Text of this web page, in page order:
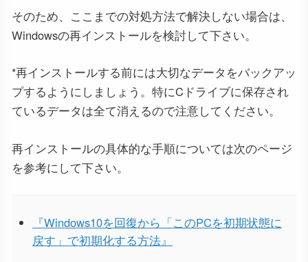
そのため、ここまでの対処方法で解決しない場合は、
Windowsの再インストールを検討して下さい。
*再インストールする前には大切なデータをバックアッ
プするようにしましょう。特にCドライブに保存され
ているデータは全て消えるので注意してください。
再インストールの具体的な手順については次のページ
を参考にして下さい。
『Windows10を回復から「このPCを初期状態に
戻す」で初期化する方法』